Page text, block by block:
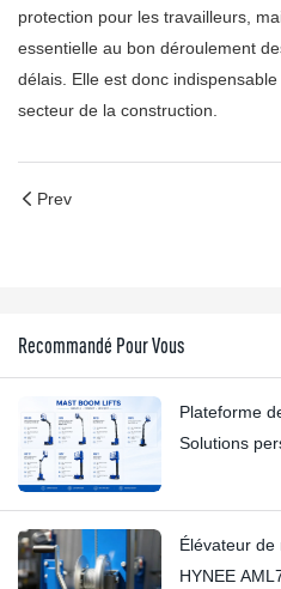
protection pour les travailleurs,
essentielle au bon déroulement
délais. Elle est donc
secteur de la construction.
Prev
Recommandé Pour Vous
Plateforme
Solutions
Élévateur de
HYNEE